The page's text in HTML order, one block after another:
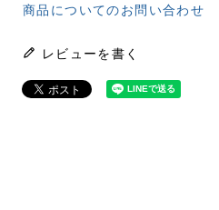
商品についてのお問い合わせ
レビューを書く